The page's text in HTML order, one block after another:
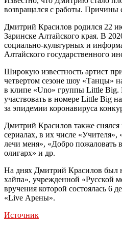
возвращался с работы. Причины
Дмитрий Красилов родился 22
Заринске Алтайского края. В
социально-культурных и
Алтайского государственного
Широкую известность артист
четвертом сезоне шоу «Танцы»
в клипе «Uno» группы Little
участвовать в номере Little Big
за эпидемии коронавируса
Дмитрий Красилов также
сериалах, в их числе
лечи меня», «Добро пожаловать
олигарх» и др.
На днях Дмитрий Красилов был
хайпа», учрежденной «Русской
вручения которой состоялась 6
«Live Арены».
Источник